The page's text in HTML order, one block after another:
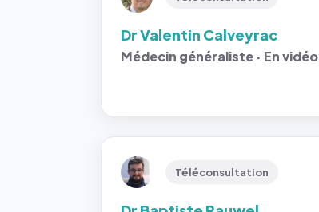
Dr Valentin Calveyrac
Médecin généraliste · En vidéo
Téléconsultation